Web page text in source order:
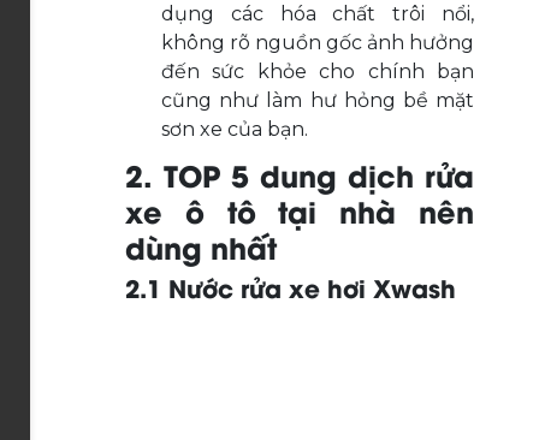
dụng các hóa chất trôi nổi,
không rõ nguồn gốc ảnh hưởng
đến sức khỏe cho chính bạn
cũng như làm hư hỏng bề mặt
sơn xe của bạn.
2. TOP 5 dung dịch rửa
xe ô tô tại nhà nên
dùng nhất
2.1 Nước rửa xe hơi Xwash